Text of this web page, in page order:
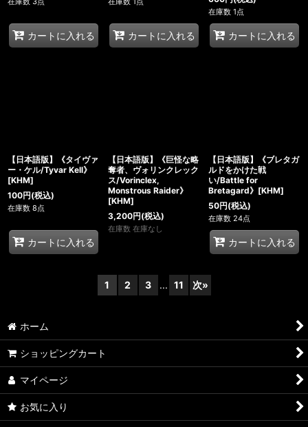
カートに入れる カートに入れる
在庫数 1点
カートに入れる
【日本語版】《タイヴァ
ー・ケル/Tyvar Kell》
[KHM]
100円(税込)
在庫数 8点
カートに入れる
【日本語版】《巨怪な略
奪者、ヴォリンクレック
ス/Vorinclex,
Monstrous Raider》
[KHM]
3,200円(税込)
在庫数 在庫なし
【日本語版】《ブレタガ
ルドをかけた戦
い/Battle for
Bretagard》[KHM]
50円(税込)
在庫数 24点
カートに入れる
1 2 3 ... 11 次»
ホーム
ショッピングカート
マイページ
お気に入り